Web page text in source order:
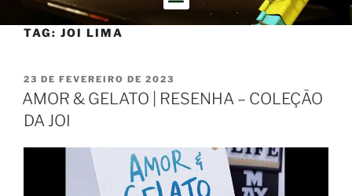
TAG: JOI LIMA
23 DE FEVEREIRO DE 2023
AMOR & GELATO | RESENHA – COLEÇÃO
DA JOI